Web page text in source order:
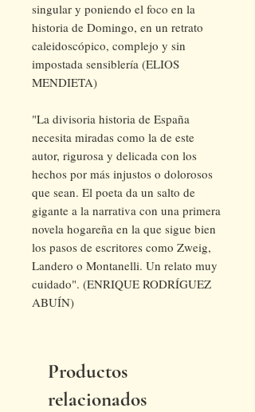
singular y poniendo el foco en la
historia de Domingo, en un retrato
caleidoscópico, complejo y sin
impostada sensiblería (ELIOS
MENDIETA)
"La divisoria historia de España
necesita miradas como la de este
autor, rigurosa y delicada con los
hechos por más injustos o dolorosos
que sean. El poeta da un salto de
gigante a la narrativa con una primera
novela hogareña en la que sigue bien
los pasos de escritores como Zweig,
Landero o Montanelli. Un relato muy
cuidado". (ENRIQUE RODRÍGUEZ
ABUÍN)
Productos
relacionados